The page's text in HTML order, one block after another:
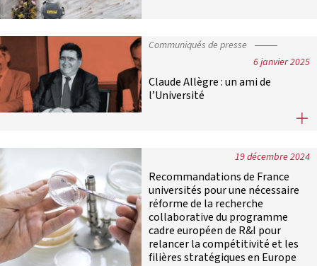
Communiqués de presse
6 janvier 2025
Claude Allègre : un ami de
l’Université
Claude Allègre : un ami de
19 décembre 2024
Recommandations de France
universités pour une nécessaire
réforme de la recherche
collaborative du programme
cadre européen de R&I pour
relancer la compétitivité et les
filières stratégiques en Europe